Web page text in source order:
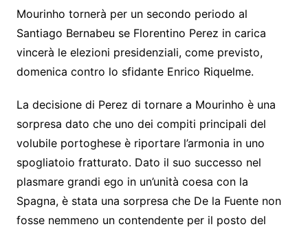
Mourinho tornerà per un secondo periodo al
Santiago Bernabeu se Florentino Perez in carica
vincerà le elezioni presidenziali, come previsto,
domenica contro lo sfidante Enrico Riquelme.
La decisione di Perez di tornare a Mourinho è una
sorpresa dato che uno dei compiti principali del
volubile portoghese è riportare l’armonia in uno
spogliatoio fratturato. Dato il suo successo nel
plasmare grandi ego in un’unità coesa con la
Spagna, è stata una sorpresa che De la Fuente non
fosse nemmeno un contendente per il posto del